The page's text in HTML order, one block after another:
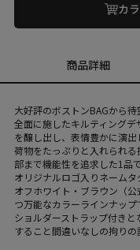
カ
商品詳細
大好評のボストンBAGから待
全面に施したキルティング
を醸し出し、表情豊かに演出
荷物をたっぷりと入れられ
部まで機能性を追求した1品で
オリジナルロゴ入りネームタ
オフホワイト・ブラウン（
つ万能なカラーラインナップ
ショルダーストラップ付き
すること間違いなしの拘りの